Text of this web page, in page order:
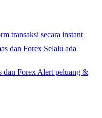
transaksi secara instant
dan Forex Selalu ada
dan Forex Alert peluang &